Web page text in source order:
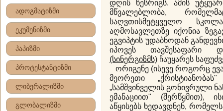
ადოგმატიზმი
ეკუმენიზმი
პაპიზმი
პროტესტანტიზმი
ლიბერალიზმი
გლობალიზმი
დღის წესრიგს. ამის
მწვალებლობა,
საღვთისმეტყველო
აღმოსავლეთზე იქონია
ეგვიპტის უდაბნოდან
იპოვეს
(სინერგიზმს) ჩაუყარეს
ორიგენე (ისევე როგორც
მეორეთი
„სამშვინველის გონივრული
ემანაციით" (შერწყმით),
აწყისებს ხედავდნენ,